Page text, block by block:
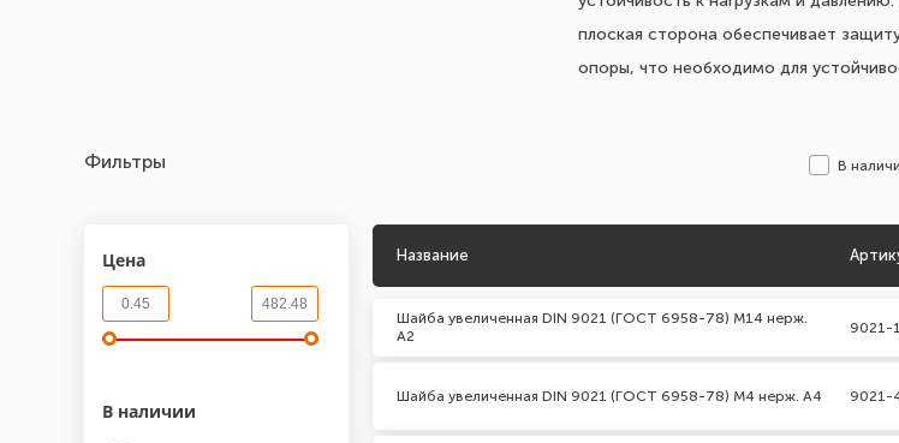
плоская сторона обеспечивает
опоры, что необходимо для
Фильтры В
Цена
В наличии
Название
Шайба увеличенная DIN 9021 (ГОСТ 6958-78) М14 нерж.
А2
9021-
Шайба увеличенная DIN 9021 (ГОСТ 6958-78) М4 нерж. А4 9021-